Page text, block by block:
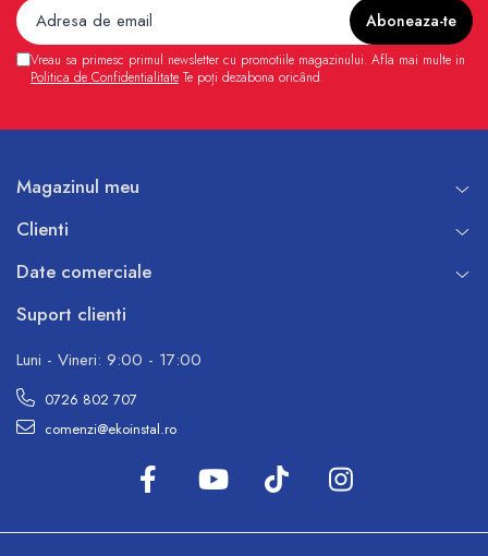
Vreau sa primesc primul newsletter cu promotiile magazinului. Afla mai multe in
Politica de Confidentialitate Te poți dezabona oricând.
Magazinul meu
Clienti
Date comerciale
Suport clienti
Luni - Vineri: 9:00 - 17:00
0726 802 707
comenzi@ekoinstal.ro